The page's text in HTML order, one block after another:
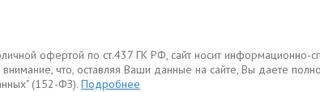
офертой по ст.437 ГК РФ, сайт носит информационно-
что, оставляя Ваши данные на сайте, Вы даете
(152-ФЗ). Подробнее